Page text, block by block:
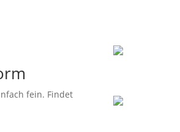
fein. Findet